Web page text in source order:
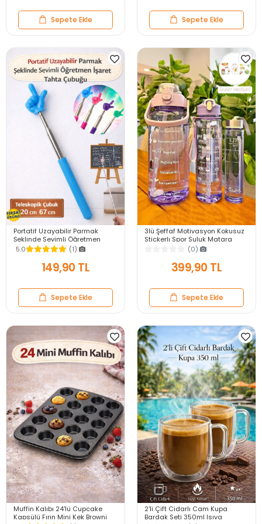
Sepete Ekle Sepete Ekle
Portatif Uzayabilir Parmak
Şeklinde Sevimli Öğretmen
İşaret Tahta Çubuğu Teleskopik
Çubuk 20cm 67cm
5.0 (1)
149,90 TL
Sepete Ekle
3lü Şeffaf Motivasyon Kokusuz
Stickerlı Spor Suluk Matara
Pipetli Taşınabilir Su Şişesi Soft
(0)
399,90 TL
Sepete Ekle
Muffin Kalıbı 24'lü Cupcake
Kapsülü Fırın Mini Kek Browni
2'li Çift Cidarlı Cam Kupa
Bardak Seti 350ml Isıya